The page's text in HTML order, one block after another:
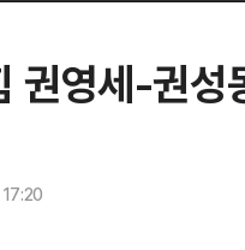
권영세-권성